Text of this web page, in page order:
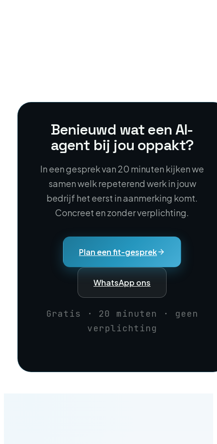
Benieuwd wat een AI-
agent bij jou oppakt?
In een gesprek van 20 minuten kijken we
samen welk repeterend werk in jouw
bedrijf het eerst in aanmerking komt.
Concreet en zonder verplichting.
Plan een fit-gesprek
WhatsApp ons
Gratis · 20 minuten · geen
verplichting